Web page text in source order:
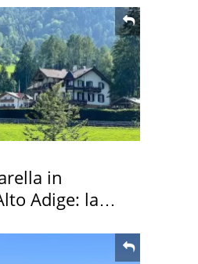
in
Adige: la